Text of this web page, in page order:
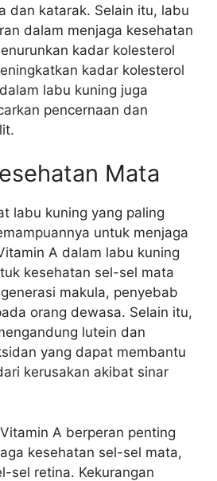
dan katarak. Selain itu, labu
dalam menjaga kesehatan
kadar kolesterol
kadar kolesterol
labu kuning juga
pencernaan dan
Mata
labu kuning yang paling
untuk menjaga
A dalam labu kuning
kesehatan sel-sel mata
makula, penyebab
orang dewasa. Selain itu,
lutein dan
yang dapat membantu
kerusakan akibat sinar
Vitamin A berperan penting
kesehatan sel-sel mata,
sel retina. Kekurangan